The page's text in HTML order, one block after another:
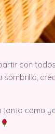
con
tanto como